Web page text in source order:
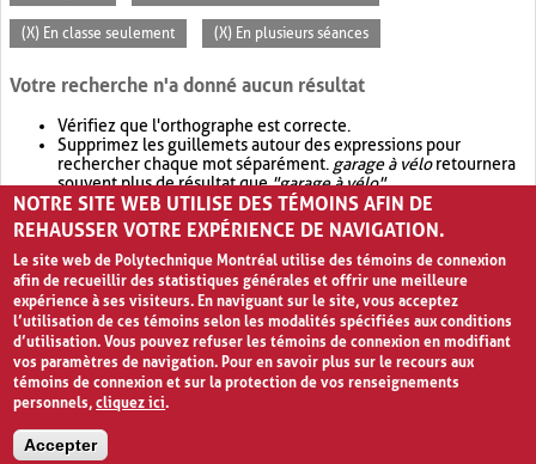
(X) En classe seulement (X) En plusieurs séances
Votre recherche n'a donné aucun résultat
Vérifiez que l'orthographe est correcte.
Supprimez les guillemets autour des expressions pour
rechercher chaque mot séparément. garage à véloretournera
souvent plus de résultat que"garage à vélo".
Envisagez d'élargir votre recherche avec OR.garage OR vélo
retournera souvent plus de résultat quegarage à vélo
NOTRE SITE WEB UTILISE DES TÉMOINS AFIN DE
REHAUSSER VOTRE EXPÉRIENCE DE NAVIGATION.
Le site web de Polytechnique Montréal utilise des témoins de connexion
afin de recueillir des statistiques générales et offrir une meilleure
expérience à ses visiteurs. En naviguant sur le site, vous acceptez
l’utilisation de ces témoins selon les modalités spécifiées aux conditions
d’utilisation. Vous pouvez refuser les témoins de connexion en modifiant
vos paramètres de navigation. Pour en savoir plus sur le recours aux
témoins de connexion et sur la protection de vos renseignements
personnels,cliquez ici.
Accepter